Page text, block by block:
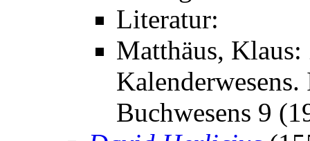
Literatur:
Matthäus, Klaus:
Buchwesens 9